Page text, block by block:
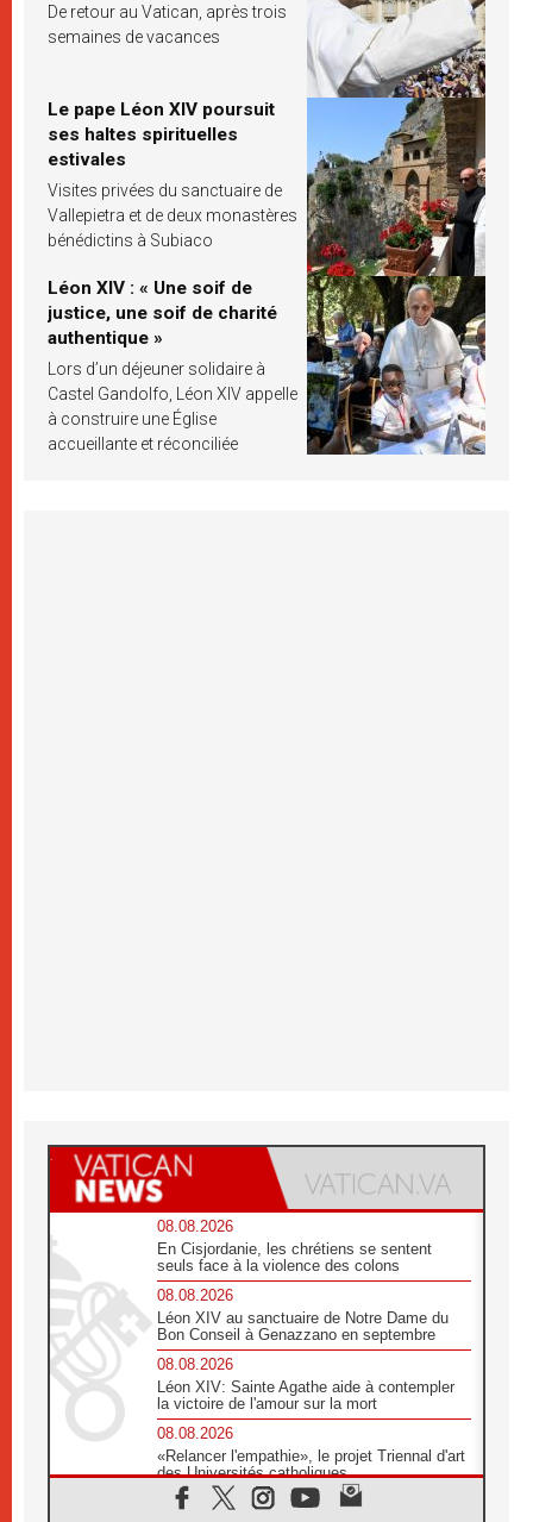
De retour au Vatican, après trois
semaines de vacances
Le pape Léon XIV poursuit
ses haltes spirituelles
estivales
Visites privées du sanctuaire de
Vallepietra et de deux monastères
bénédictins à Subiaco
Léon XIV : « Une soif de
justice, une soif de charité
authentique »
Lors d’un déjeuner solidaire à
Castel Gandolfo, Léon XIV appelle
à construire une Église
accueillante et réconciliée
08.08.2026
En Cisjordanie, les chrétiens se sentent
seuls face à la violence des colons
08.08.2026
Léon XIV au sanctuaire de Notre Dame du
Bon Conseil à Genazzano en septembre
08.08.2026
Léon XIV: Sainte Agathe aide à contempler
la victoire de l'amour sur la mort
08.08.2026
«Relancer l'empathie», le projet Triennal d'art
des Universités catholiques
08.08.2026